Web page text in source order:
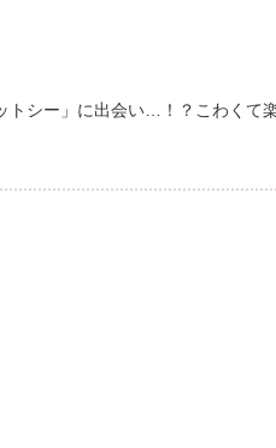
シー」に出会い…！？こわくて